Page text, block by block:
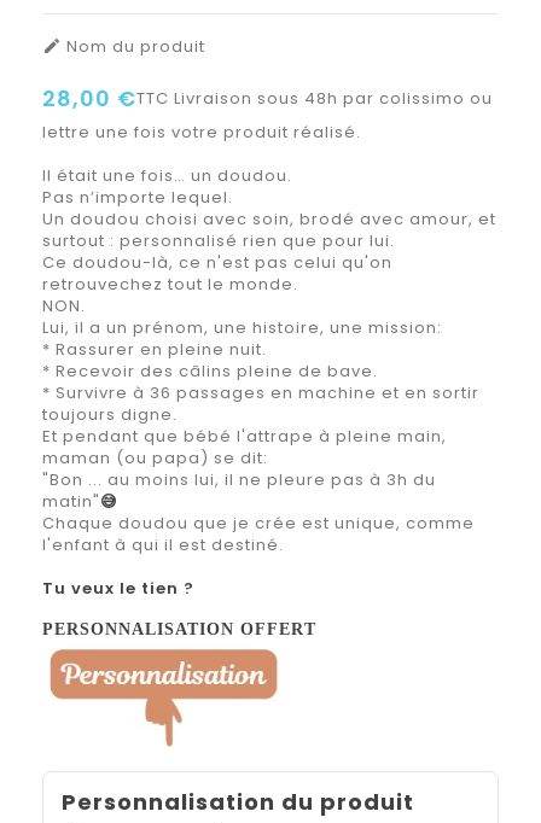
 Nom du produit
28,00 €TTC Livraison sous 48h par colissimo ou
lettre une fois votre produit réalisé.
Il était une fois… un doudou.
Pas n’importe lequel.
Un doudou choisi avec soin, brodé avec amour, et
surtout : personnalisé rien que pour lui.
Ce doudou-là, ce n'est pas celui qu'on
retrouvechez tout le monde.
NON.
Lui, il a un prénom, une histoire, une mission:
* Rassurer en pleine nuit.
* Recevoir des câlins pleine de bave.
* Survivre à 36 passages en machine et en sortir
toujours digne.
Et pendant que bébé l'attrape à pleine main,
maman (ou papa) se dit:
"Bon ... au moins lui, il ne pleure pas à 3h du
matin"😅
Chaque doudou que je crée est unique, comme
l'enfant à qui il est destiné.
Tu veux le tien ?
PERSONNALISATION OFFERT
Personnalisation du produit